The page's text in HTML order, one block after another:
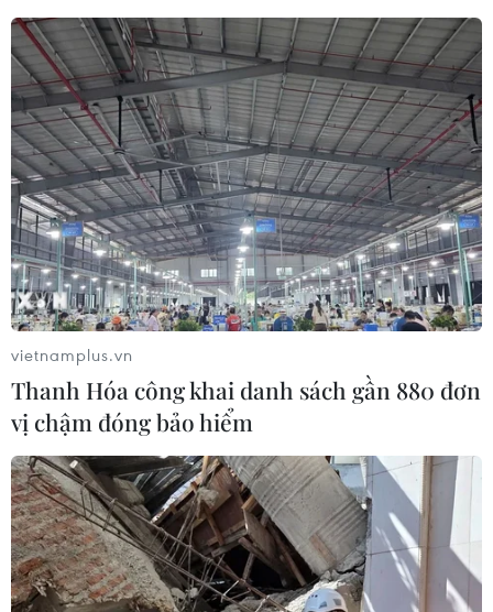
vietnamplus.vn
Thanh Hóa công khai danh sách gần 880 đơn
vị chậm đóng bảo hiểm